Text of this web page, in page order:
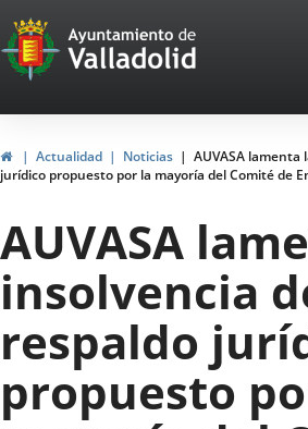
Portal
Web
del
Ayuntamiento
de
Valladolid
HomeActualidad Noticias
AUVASA lamenta
jurídico propuesto por la mayoría del Comité de
AUVASA
insolvencia
respaldo
propuesto